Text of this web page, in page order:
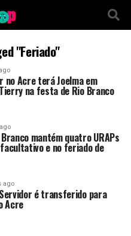
"Feriado"
no Acre terá Joelma em
na festa de Rio Branco
mantém quatro URAPs
e no feriado de
ago
é transferido para
Acre